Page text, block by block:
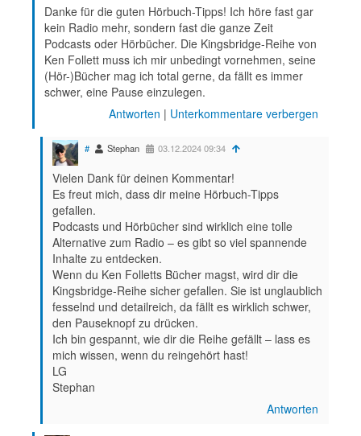
Danke für die guten Hörbuch-Tipps! Ich höre fast gar
kein Radio mehr, sondern fast die ganze Zeit
Podcasts oder Hörbücher. Die Kingsbridge-Reihe von
Ken Follett muss ich mir unbedingt vornehmen, seine
(Hör-)Bücher mag ich total gerne, da fällt es immer
schwer, eine Pause einzulegen.
Antworten | Unterkommentare verbergen
# Stephan 03.12.2024 09:34
Vielen Dank für deinen Kommentar!
Es freut mich, dass dir meine Hörbuch-Tipps
gefallen.
Podcasts und Hörbücher sind wirklich eine tolle
Alternative zum Radio – es gibt so viel spannende
Inhalte zu entdecken.
Wenn du Ken Folletts Bücher magst, wird dir die
Kingsbridge-Reihe sicher gefallen. Sie ist unglaublich
fesselnd und detailreich, da fällt es wirklich schwer,
den Pauseknopf zu drücken.
Ich bin gespannt, wie dir die Reihe gefällt – lass es
mich wissen, wenn du reingehört hast!
LG
Stephan
Antworten